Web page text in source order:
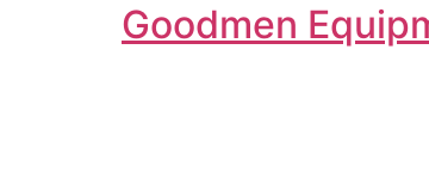
Goodmen